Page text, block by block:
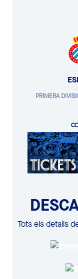
PRIMERA
Tots els detalls